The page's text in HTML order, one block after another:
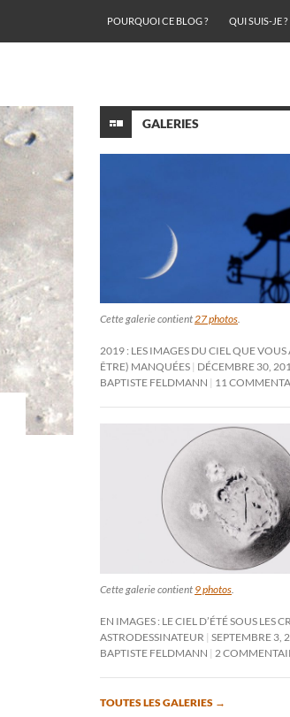
POURQUOI CE BLOG ?
QUI SUIS-JE ?
GALERIES
Cette galerie contient27 photos.
2019 : LES IMAGES DU CIEL QUE VOUS
ÊTRE) MANQUÉES DÉCEMBRE 30,
BAPTISTE FELDMANN
11
Cette galerie contient 9 photos
EN IMAGES : LE CIEL D’ÉTÉ SOUS LES
ASTRODESSINATEUR SEPTEMBRE 3,
BAPTISTE FELDMANN
2
TOUTES LES GALERIES →